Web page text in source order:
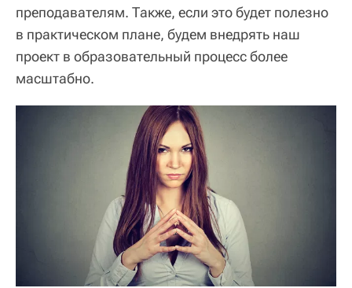
преподавателям. Также, если это будет полезно
в практическом плане, будем внедрять наш
проект в образовательный процесс более
масштабно.